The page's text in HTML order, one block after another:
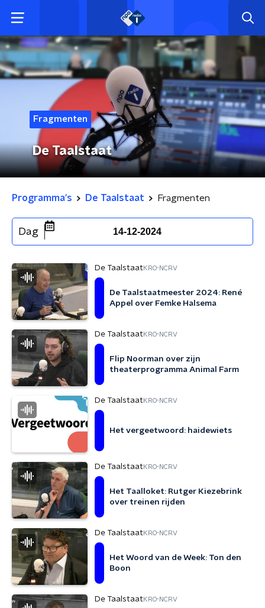
Fragmenten
De Taalstaat
Programma's De Taalstaat Fragmenten
Dag 14-12-2024
De TaalstaatKRO-NCRV
De Taalstaatmeester 2024: René
Appel over Femke Halsema
De TaalstaatKRO-NCRV
Flip Noorman over zijn
theaterprogramma Animal Farm
De TaalstaatKRO-NCRV
Het vergeetwoord: haidewiets
De TaalstaatKRO-NCRV
Het Taalloket: Rutger Kiezebrink
over treinen rijden
De TaalstaatKRO-NCRV
Het Woord van de Week: Ton den
Boon
De TaalstaatKRO-NCRV